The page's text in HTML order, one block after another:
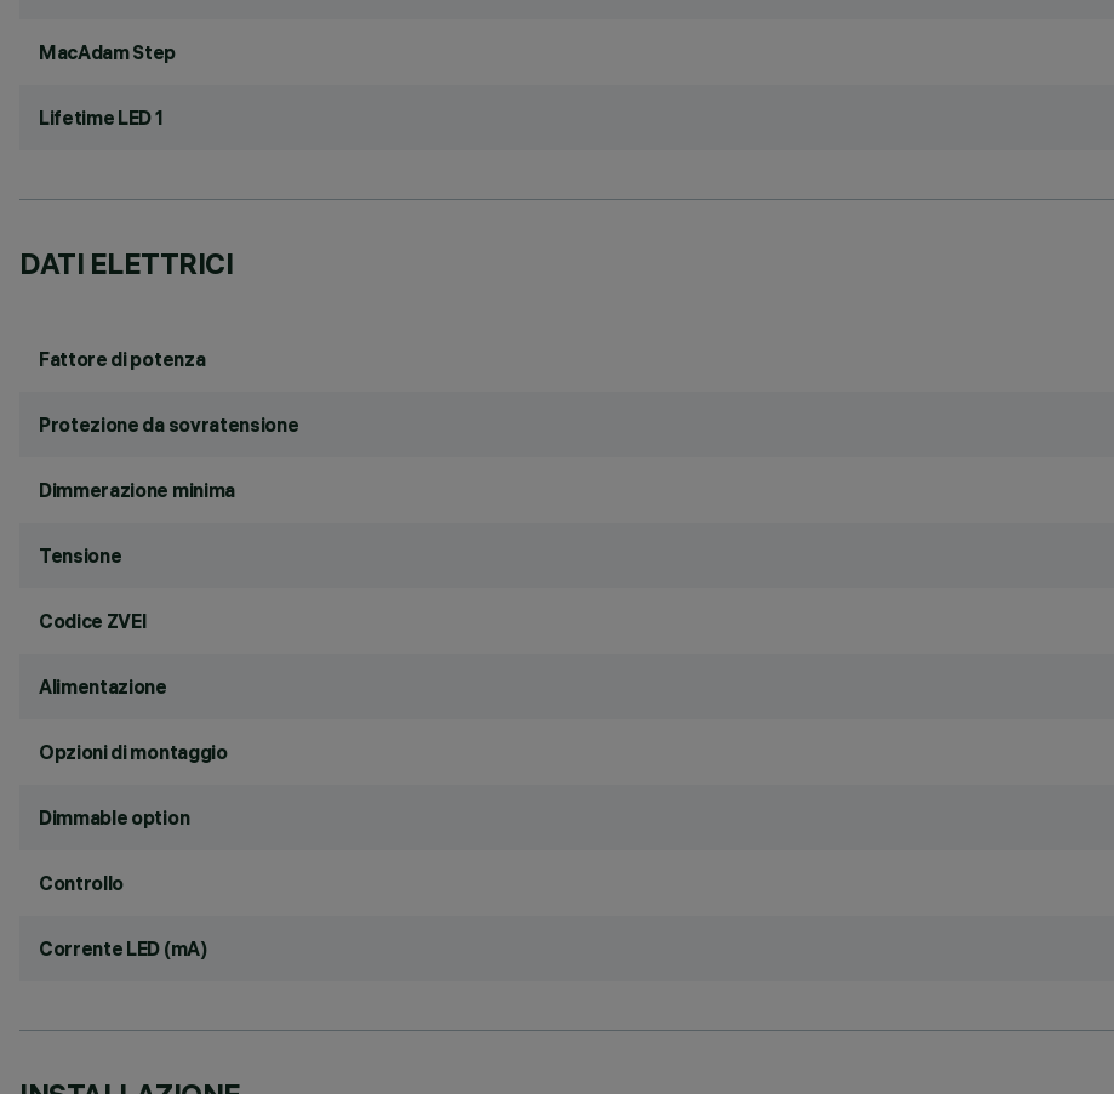
MacAdam Step
Lifetime LED 1
DATI ELETTRICI
Fattore di potenza
Protezione da sovratensione
Dimmerazione minima
Tensione
Codice ZVEI
Alimentazione
Opzioni di montaggio
Dimmable option
Controllo
Corrente LED (mA)